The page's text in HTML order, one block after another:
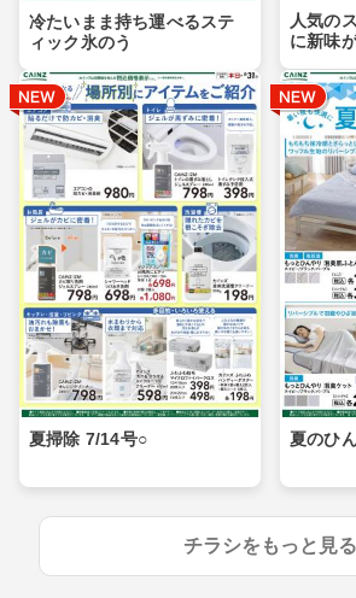
冷たいまま持ち運べるステ
ィック氷のう
人気の
に新味
夏掃除 7/14号○ 夏のひ
チラシをもっと見る